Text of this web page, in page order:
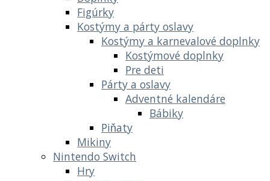
Figúrky
Kostýmy a párty oslavy
Kostýmy a karnevalové doplnky
Kostýmové doplnky
Pre deti
Párty a oslavy
Adventné kalendáre
Bábiky
Piňaty
Mikiny
Nintendo Switch
Hry